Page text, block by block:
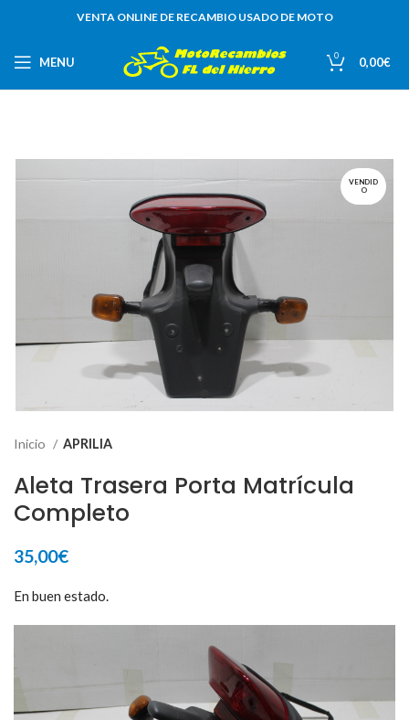
VENTA ONLINE DE RECAMBIO USADO DE MOTO
MENU 0 0,00€
VENDID
O
Inicio APRILIA
Aleta Trasera Porta Matrícula
Completo
35,00€
En buen estado.